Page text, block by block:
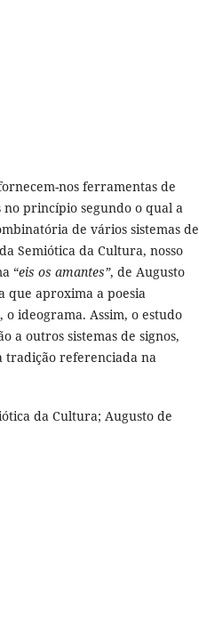
nos ferramentas de
no princípio segundo o qual a
de vários sistemas de
Semiótica da Cultura, nosso
“eis os amantes”, de Augusto
que aproxima a poesia
ideograma. Assim, o estudo
a outros sistemas de signos,
tradição referenciada na
da Cultura; Augusto de